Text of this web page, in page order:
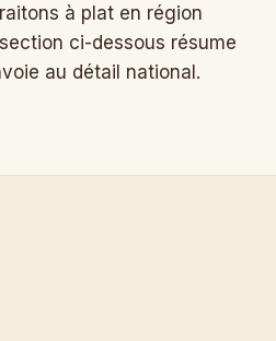
à plat en région
ci-dessous résume
au détail national.